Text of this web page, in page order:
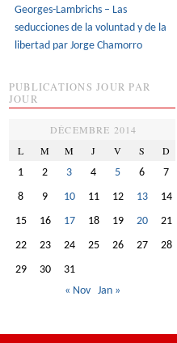
Georges-Lambrichs – Las
seducciones de la voluntad y de la
libertad par Jorge Chamorro
PUBLICATIONS JOUR PAR
JOUR
DÉCEMBRE 2014
L
M M J V S D
1 2 3 4 5 6
7
8
9 10 11 12 13
14
15
16 17 18 19 20
21
22
23 24 25 26 27
28
29
30
31
« Nov
Jan »